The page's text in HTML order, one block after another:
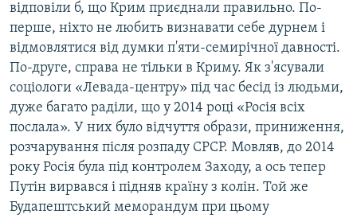
відповіли б, що Крим приєднали правильно. По-
перше, ніхто не любить визнавати себе дурнем і
відмовлятися від думки п'яти-семирічної давності.
По-друге, справа не тільки в Криму. Як з'ясували
соціологи «Левада-центру» під час бесід із людьми,
дуже багато раділи, що у 2014 році «Росія всіх
послала». У них було відчуття образи, приниження,
розчарування після розпаду СРСР. Мовляв, до 2014
року Росія була під контролем Заходу, а ось тепер
Путін вирвався і підняв країну з колін. Той же
Будапештський меморандум при цьому